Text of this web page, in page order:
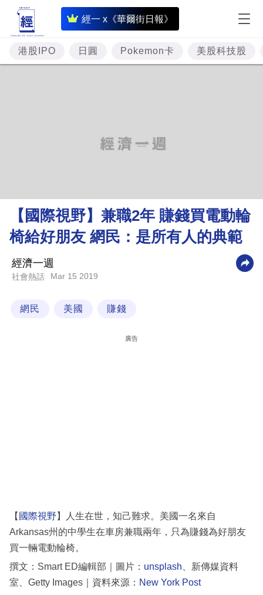
經一 x《華爾街日報》
即
時
財
經
理
財
商
科
區
港股IPO 日圓 Pokemon卡 美股科技股
【國際視野】兼職2年 賺錢買電動輪
椅給好朋友 網民：是所有人的典範
經濟一週
社會熱話 Mar 15 2019
網民 美國 賺錢
廣告
【 國際視野 】人生在世，知己難求。美國一名來自
Arkansas州的中學生在車房兼職兩年，只為賺錢為好朋友
買一輛電動輪椅。
撰文：Smart ED編輯部｜圖片： unsplash 、新傳媒資料
室、Getty Images｜資料來源： New York Post